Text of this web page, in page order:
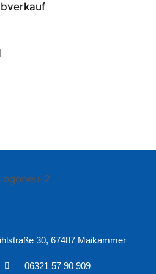
30, 67487 Maikammer
06321 57 90 909